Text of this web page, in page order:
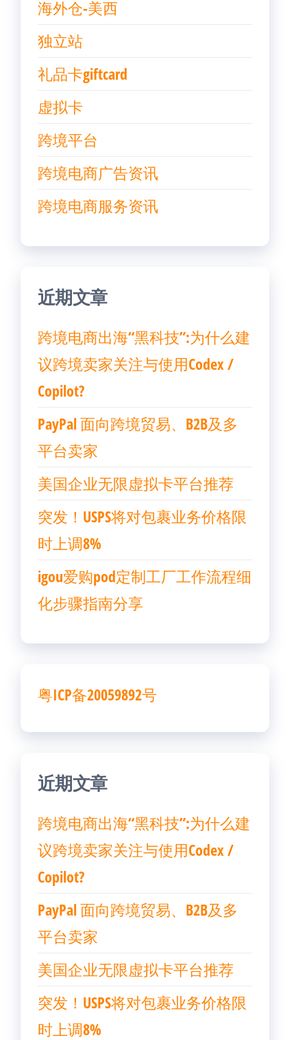
海外仓-美西
独立站
礼品卡giftcard
虚拟卡
跨境平台
跨境电商广告资讯
跨境电商服务资讯
近期文章
跨境电商出海“黑科技”:为什么建
议跨境卖家关注与使用Codex /
Copilot?
PayPal 面向跨境贸易、B2B及多
平台卖家
美国企业无限虚拟卡平台推荐
突发！USPS将对包裹业务价格限
时上调8%
igou爱购pod定制工厂工作流程细
化步骤指南分享
粤ICP备20059892号
近期文章
跨境电商出海“黑科技”:为什么建
议跨境卖家关注与使用Codex /
Copilot?
PayPal 面向跨境贸易、B2B及多
平台卖家
美国企业无限虚拟卡平台推荐
突发！USPS将对包裹业务价格限
时上调8%